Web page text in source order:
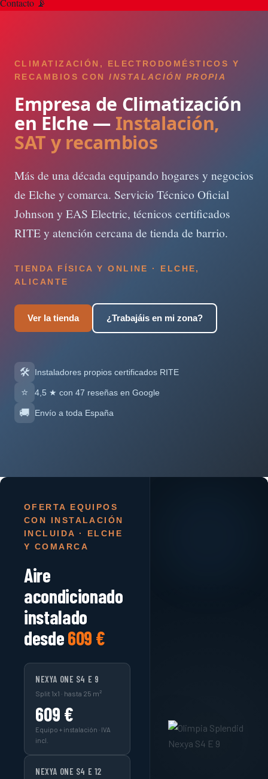
Contacto 📡
CLIMATIZACIÓN, ELECTRODOMÉSTICOS Y
RECAMBIOS CONINSTALACIÓN PROPIA
Empresa de Climatización
en Elche — Instalación,
SAT y recambios
Más de una década equipando hogares y negocios
de Elche y comarca. Servicio Técnico Oficial
Johnson y EAS Electric, técnicos certificados
RITE y atención cercana de tienda de barrio.
TIENDA FÍSICA Y ONLINE · ELCHE,
ALICANTE
Ver la tienda ¿Trabajáis en mi zona?
🛠️ Instaladores propios certificados RITE
⭐ 4,5 ★ con 47 reseñas en Google
🚚 Envío a toda España
OFERTA EQUIPOS
CON INSTALACIÓN
INCLUIDA · ELCHE
Y COMARCA
Aire
acondicionado
instalado
desde609 €
NEXYA ONE S4 E 9
Split 1x1 · hasta 25 m²
609 €
Equipo + instalación · IVA
incl.
NEXYA ONE S4 E 12